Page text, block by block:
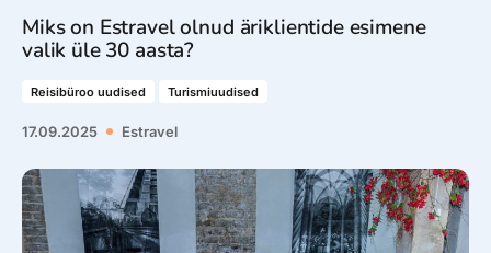
Miks on Estravel olnud äriklientide esimene
valik üle 30 aasta?
Reisibüroo uudised Turismiuudised
17.09.2025 Estravel